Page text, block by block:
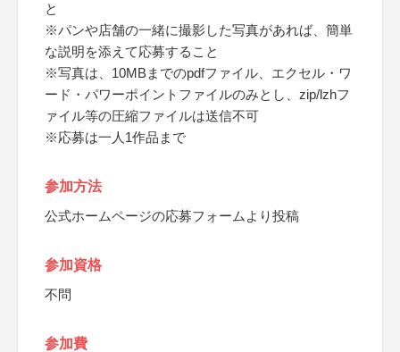
と
※パンや店舗の一緒に撮影した写真があれば、簡単
な説明を添えて応募すること
※写真は、10MBまでのpdfファイル、エクセル・ワ
ード・パワーポイントファイルのみとし、zip/lzhフ
ァイル等の圧縮ファイルは送信不可
※応募は一人1作品まで
参加方法
公式ホームページの応募フォームより投稿
参加資格
不問
参加費